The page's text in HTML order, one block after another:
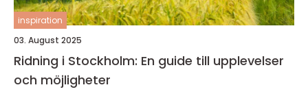
inspiration
03. August 2025
Ridning i Stockholm: En guide till upplevelser
och möjligheter